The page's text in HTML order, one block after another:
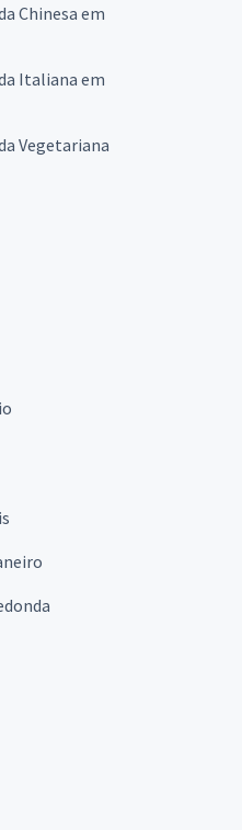
Chinesa em
Italiana em
Vegetariana